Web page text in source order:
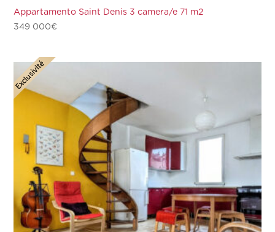
Appartamento Saint Denis 3 camera/e 71 m2
349 000€